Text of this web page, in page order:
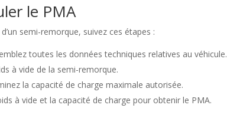
le PMA
semi-remorque, suivez ces étapes :
toutes les données techniques relatives au véhicule.
à vide de la semi-remorque.
la capacité de charge maximale autorisée.
à vide et la capacité de charge pour obtenir le PMA.